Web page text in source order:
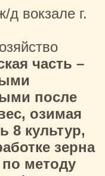
вокзале г.
часть –
после
озимая
8 культур,
зерна
методу